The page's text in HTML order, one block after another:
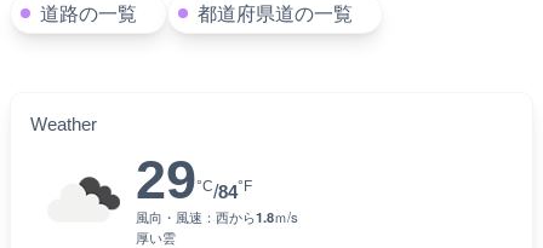
道路の一覧 都道府県道の一覧
Weather
29°C/84°F
風向・風速： 西から1.8ｍ/s
厚い雲